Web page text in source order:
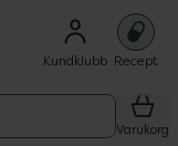
Kundklubb Recept
Varukorg